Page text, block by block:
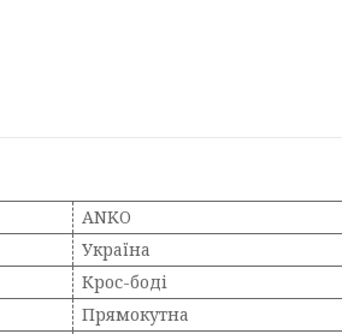
ANKO
Україна
Крос-боді
Прямокутна